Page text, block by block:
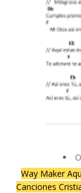
Way Maker
Canciones